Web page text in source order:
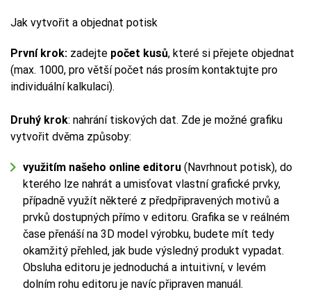
Jak vytvořit a objednat potisk
První krok: zadejte počet kusů, které si přejete objednat
(max. 1000, pro větší počet nás prosím kontaktujte pro
individuální kalkulaci).
Druhý krok: nahrání tiskových dat. Zde je možné grafiku
vytvořit dvěma způsoby:
využitím našeho online editoru (Navrhnout potisk), do
kterého lze nahrát a umisťovat vlastní grafické prvky,
případně využít některé z předpřipravených motivů a
prvků dostupných přímo v editoru. Grafika se v reálném
čase přenáší na 3D model výrobku, budete mít tedy
okamžitý přehled, jak bude výsledný produkt vypadat.
Obsluha editoru je jednoduchá a intuitivní, v levém
dolním rohu editoru je navíc připraven manuál.